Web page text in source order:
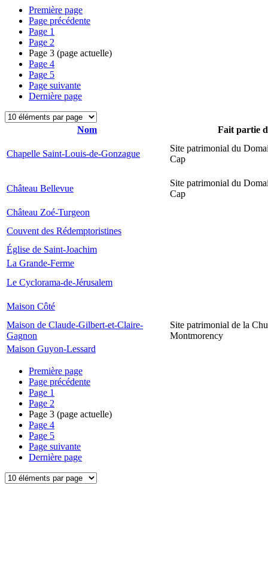
Première page
Page précédente
Page 1
Page 2
Page 3 (page actuelle)
Page 4
Page 5
Page suivante
Dernière page
Nom Fait partie
Chapelle Saint-Louis-de-Gonzague
Site patrimonial du
Cap
Château Bellevue
Site patrimonial du
Cap
Château Zoé-Turgeon
Couvent des Rédemptoristines
Église de Saint-Joachim
La Grande-Ferme
Le Cyclorama-de-Jérusalem
Maison Côté
Maison de Claude-Gilbert-et-Claire-
Gagnon
Site patrimonial de la
Montmorency
Maison Guyon-Lessard
Première page
Page précédente
Page 1
Page 2
Page 3 (page actuelle)
Page 4
Page 5
Page suivante
Dernière page